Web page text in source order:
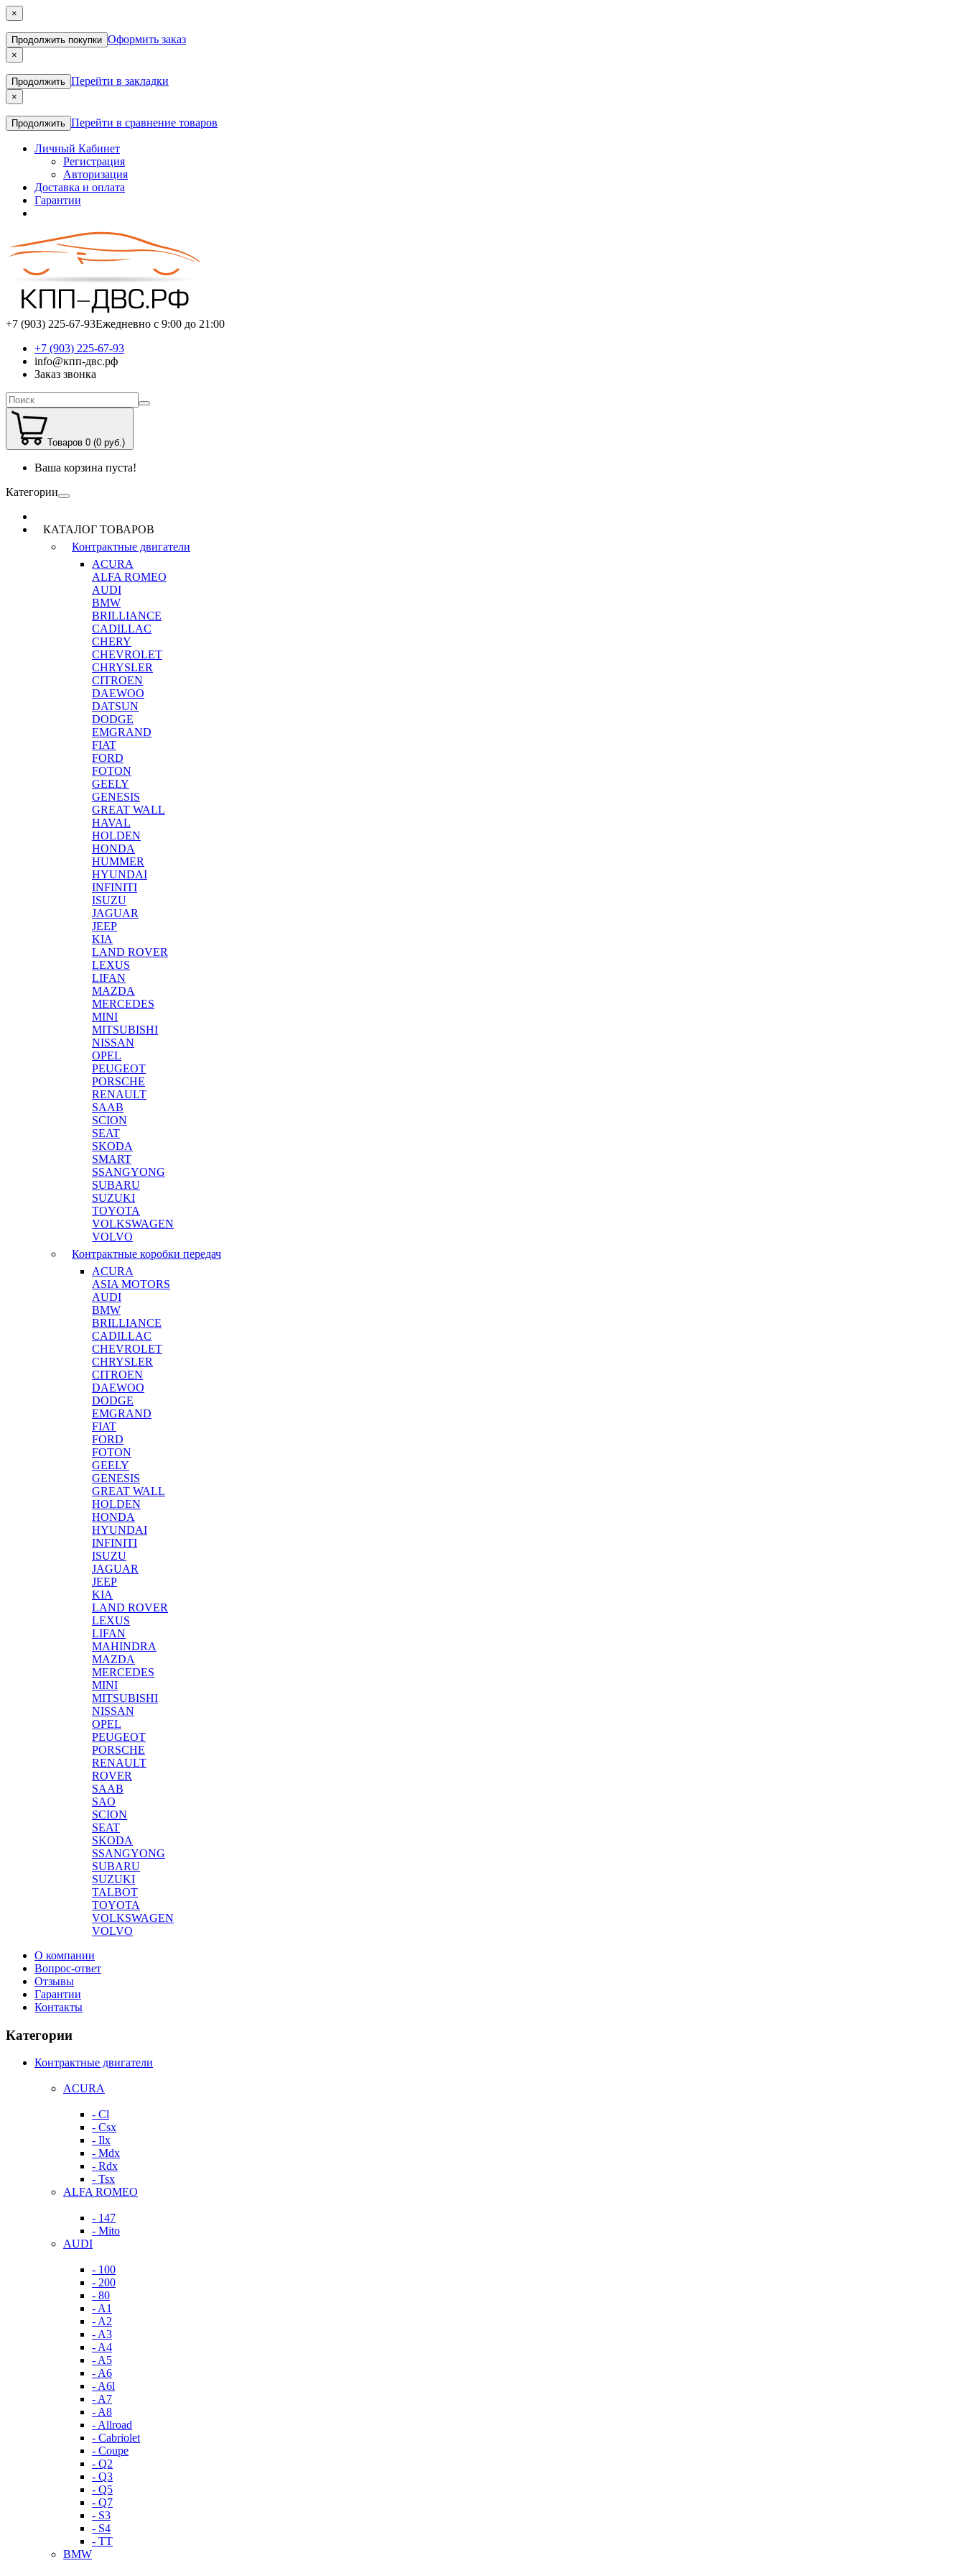
×
Продолжить покупки Оформить заказ
×
Продолжить Перейти в закладки
×
Продолжить Перейти в сравнение товаров
Личный Кабинет
Регистрация
Авторизация
Доставка и оплата
Гарантии
+7 (903) 225-67-93Ежедневно с 9:00 до 21:00
+7 (903) 225-67-93
info@кпп-двс.рф
Заказ звонка
Товаров 0 (0 руб.)
Ваша корзина пуста!
Категории
КАТАЛОГ ТОВАРОВ
Контрактные двигатели
ACURA
ALFA ROMEO
AUDI
BMW
BRILLIANCE
CADILLAC
CHERY
CHEVROLET
CHRYSLER
CITROEN
DAEWOO
DATSUN
DODGE
EMGRAND
FIAT
FORD
FOTON
GEELY
GENESIS
GREAT WALL
HAVAL
HOLDEN
HONDA
HUMMER
HYUNDAI
INFINITI
ISUZU
JAGUAR
JEEP
KIA
LAND ROVER
LEXUS
LIFAN
MAZDA
MERCEDES
MINI
MITSUBISHI
NISSAN
OPEL
PEUGEOT
PORSCHE
RENAULT
SAAB
SCION
SEAT
SKODA
SMART
SSANGYONG
SUBARU
SUZUKI
TOYOTA
VOLKSWAGEN
VOLVO
Контрактные коробки передач
ACURA
ASIA MOTORS
AUDI
BMW
BRILLIANCE
CADILLAC
CHEVROLET
CHRYSLER
CITROEN
DAEWOO
DODGE
EMGRAND
FIAT
FORD
FOTON
GEELY
GENESIS
GREAT WALL
HOLDEN
HONDA
HYUNDAI
INFINITI
ISUZU
JAGUAR
JEEP
KIA
LAND ROVER
LEXUS
LIFAN
MAHINDRA
MAZDA
MERCEDES
MINI
MITSUBISHI
NISSAN
OPEL
PEUGEOT
PORSCHE
RENAULT
ROVER
SAAB
SAO
SCION
SEAT
SKODA
SSANGYONG
SUBARU
SUZUKI
TALBOT
TOYOTA
VOLKSWAGEN
VOLVO
О компании
Вопрос-ответ
Отзывы
Гарантии
Контакты
Категории
Контрактные двигатели
ACURA
- Cl
- Csx
- Ilx
- Mdx
- Rdx
- Tsx
ALFA ROMEO
- 147
- Mito
AUDI
- 100
- 200
- 80
- A1
- A2
- A3
- A4
- A5
- A6
- A6l
- A7
- A8
- Allroad
- Cabriolet
- Coupe
- Q2
- Q3
- Q5
- Q7
- S3
- S4
- TT
BMW